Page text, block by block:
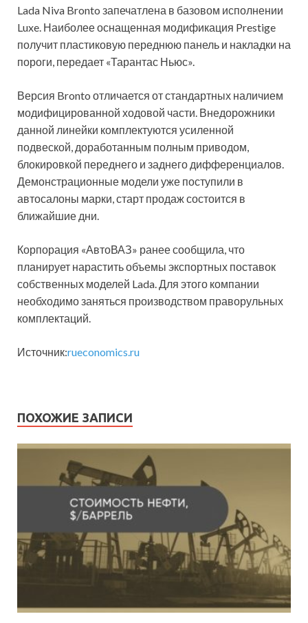
Lada Niva Bronto запечатлена в базовом исполнении
Luxe. Наиболее оснащенная модификация Prestige
получит пластиковую переднюю панель и накладки на
пороги, передает «Тарантас Ньюс».
Версия Bronto отличается от стандартных наличием
модифицированной ходовой части. Внедорожники
данной линейки комплектуются усиленной
подвеской, доработанным полным приводом,
блокировкой переднего и заднего дифференциалов.
Демонстрационные модели уже поступили в
автосалоны марки, старт продаж состоится в
ближайшие дни.
Корпорация «АвтоВАЗ» ранее сообщила, что
планирует нарастить объемы экспортных поставок
собственных моделей Lada. Для этого компании
необходимо заняться производством праворульных
комплектаций.
Источник:rueconomics.ru
ПОХОЖИЕ ЗАПИСИ